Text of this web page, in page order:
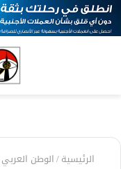
الرئيسية/الوطن العربي